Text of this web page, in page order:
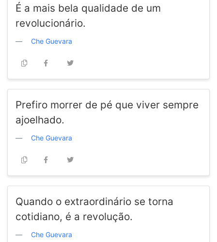
É a mais bela qualidade de um
revolucionário.
Che Guevara
Prefiro morrer de pé que viver sempre
ajoelhado.
Che Guevara
Quando o extraordinário se torna
cotidiano, é a revolução.
Che Guevara